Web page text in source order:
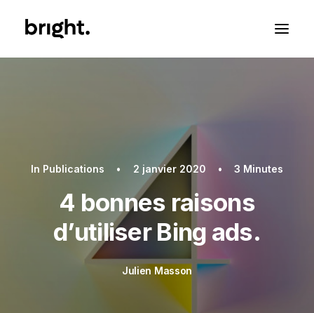
In Publications • 2 janvier 2020 • 3 Minutes
4 bonnes raisons
d’utiliser Bing ads.
Julien Masson